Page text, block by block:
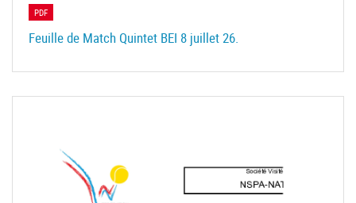
PDF
Feuille de Match Quintet BEI 8 juillet 26.